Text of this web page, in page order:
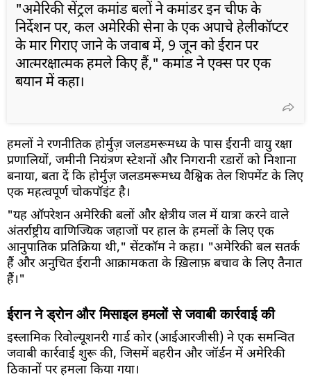
"अमेरिकी सेंट्रल कमांड बलों ने कमांडर इन चीफ के
निर्देशन पर, कल अमेरिकी सेना के एक अपाचे हेलीकॉप्टर
के मार गिराए जाने के जवाब में, 9 जून को ईरान पर
आत्मरक्षात्मक हमले किए हैं," कमांड ने एक्स पर एक
बयान में कहा।
हमलों ने रणनीतिक होर्मुज़ जलडमरूमध्य के पास ईरानी वायु रक्षा
प्रणालियों, जमीनी नियंत्रण स्टेशनों और निगरानी रडारों को निशाना
बनाया, बता दें कि होर्मुज़ जलडमरूमध्य वैश्विक तेल शिपमेंट के लिए
एक महत्वपूर्ण चोकपॉइंट है।
"यह ऑपरेशन अमेरिकी बलों और क्षेत्रीय जल में यात्रा करने वाले
अंतर्राष्ट्रीय वाणिज्यिक जहाजों पर हाल के हमलों के लिए एक
आनुपातिक प्रतिक्रिया थी," सेंटकॉम ने कहा। "अमेरिकी बल सतर्क
हैं और अनुचित ईरानी आक्रामकता के ख़िलाफ़ बचाव के लिए तैनात
हैं।"
ईरान ने ड्रोन और मिसाइल हमलों से जवाबी कार्रवाई की
इस्लामिक रिवोल्यूशनरी गार्ड कोर (आईआरजीसी) ने एक समन्वित
जवाबी कार्रवाई शुरू की, जिसमें बहरीन और जॉर्डन में अमेरिकी
ठिकानों पर हमला किया गया।